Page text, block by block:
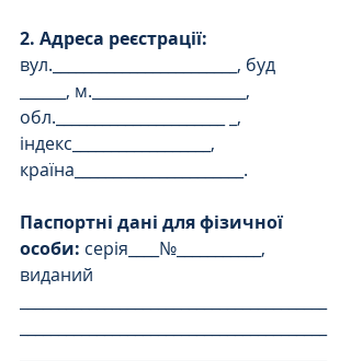
2. Адреса реєстрації:
вул.________________________, буд
______, м.____________________,
обл.______________________ _,
індекс__________________,
країна______________________.
Паспортні дані для фізичної
особи: серія____№___________,
виданий